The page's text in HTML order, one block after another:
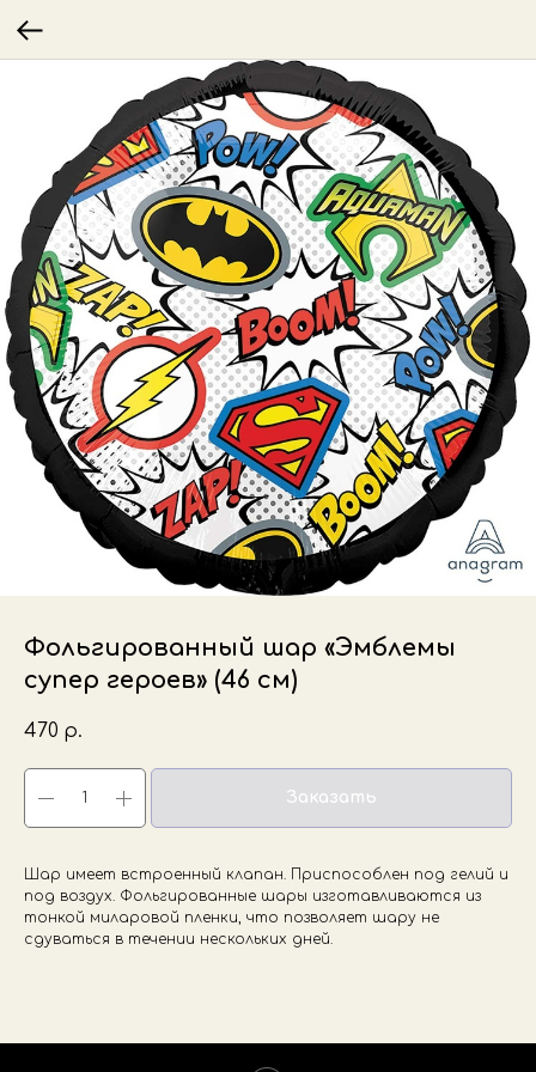
Фольгированный шар «Эмблемы
супер героев» (46 см)
470 р.
Заказать
Шар имеет встроенный клапан. Приспособлен под гелий и
под воздух. Фольгированные шары изготавливаются из
тонкой миларовой пленки, что позволяет шару не
сдуваться в течении нескольких дней.